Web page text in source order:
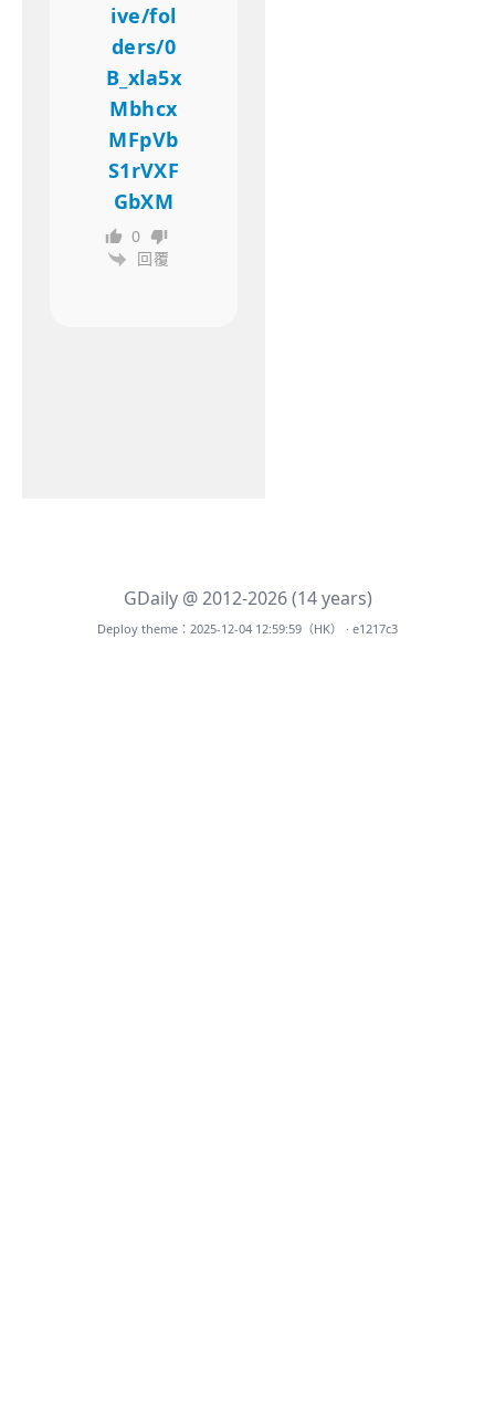
ive/fol
ders/0
B_xla5x
Mbhcx
MFpVb
S1rVXF
GbXM
0
回覆
GDaily @ 2012-2026 (14 years)
Deploy theme：2025-12-04 12:59:59（HK） · e1217c3